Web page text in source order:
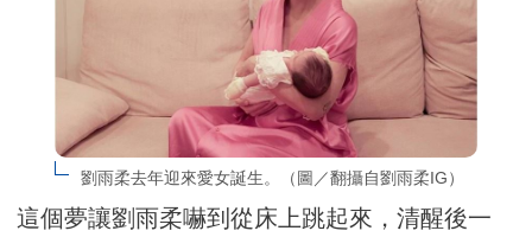
劉雨柔去年迎來愛女誕生。（圖／翻攝自劉雨柔IG）
這個夢讓劉雨柔嚇到從床上跳起來，清醒後一